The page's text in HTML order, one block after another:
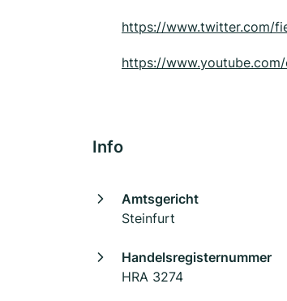
https://www.twitter.com/
https://www.youtube.com/
Info
Amtsgericht
Steinfurt
Handelsregisternummer
HRA 3274